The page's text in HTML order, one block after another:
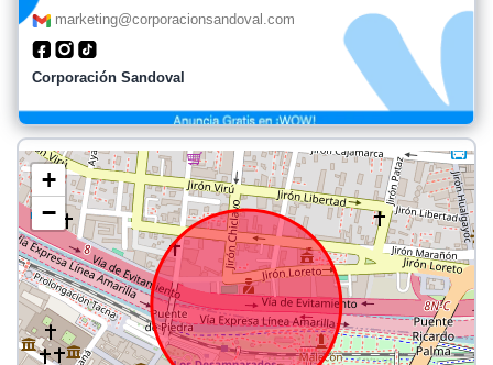
marketing@corporacionsandoval.com
Corporación Sandoval
+
−